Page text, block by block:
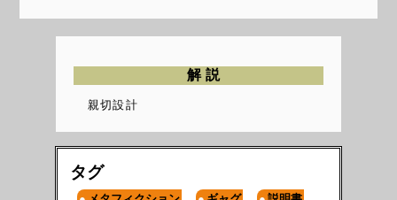
解説
親切設計
タグ